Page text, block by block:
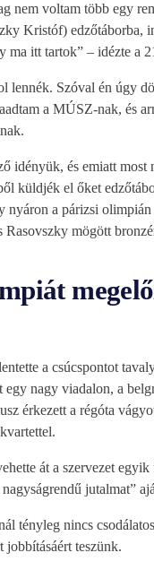
nem voltam több egy
Kristóf) edzőtáborba,
itt tartok” – idézte a
lennék. Szóval én úgy
a MÚSZ-nak, és
idényük, és emiatt
küldjék el őket
a párizsi
mögött
a csúcspontot
egy nagy viadalon, a
érkezett a régóta
át a szervezet
jutalmat”
tényleg nincs
jobbításáért teszünk.